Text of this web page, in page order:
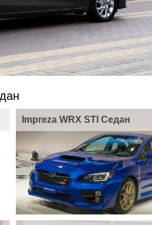
Impreza WRX STI Седан